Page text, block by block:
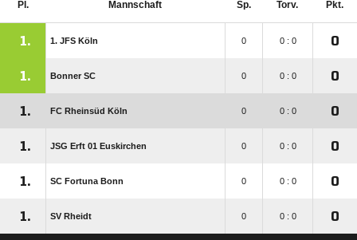
Pl. Mannschaft Sp. Torv. Pkt.
1. 1. JFS Köln 0 0 : 0 0
1. Bonner SC 0 0 : 0 0
1. FC Rheinsüd Köln 0 0 : 0 0
1. JSG Erft 01 Euskirchen 0 0 : 0 0
1. SC Fortuna Bonn 0 0 : 0 0
1. SV Rheidt 0 0 : 0 0